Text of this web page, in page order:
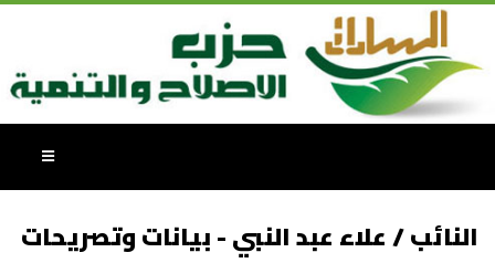
النائب / علاء عبد النبي - بيانات وتصريحات